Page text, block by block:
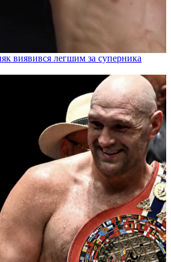
виявився легшим за суперника